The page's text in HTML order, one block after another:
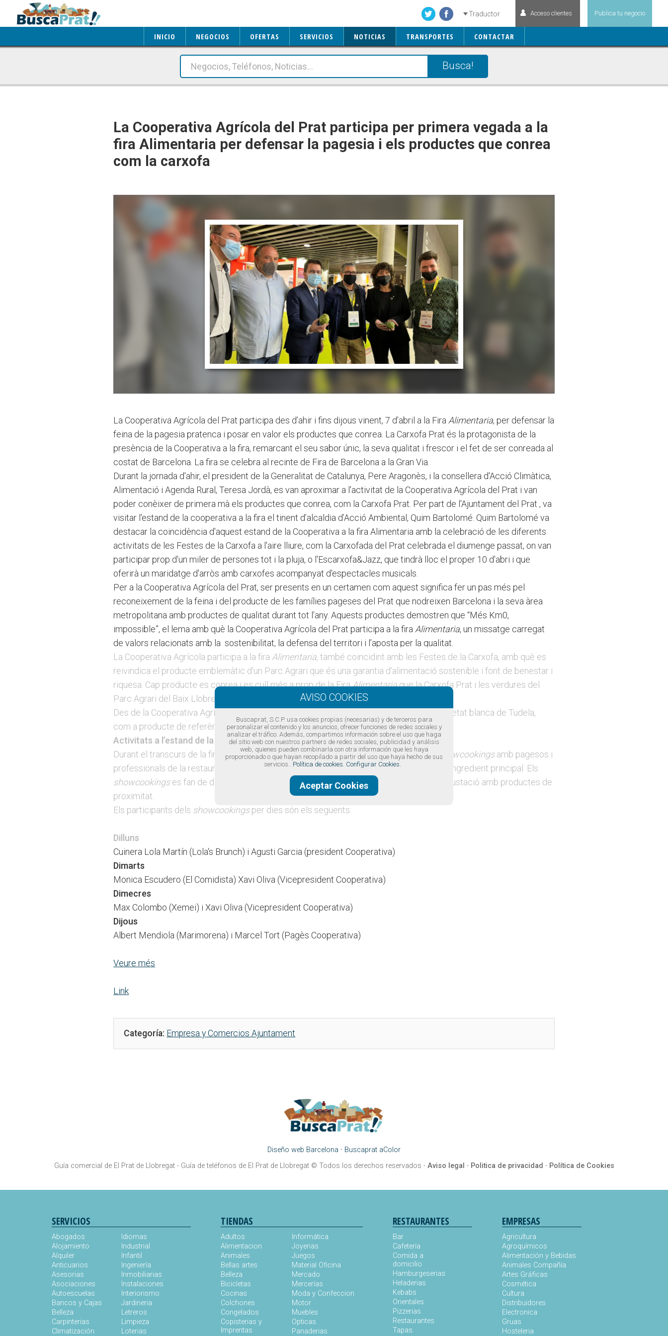
INICIO NEGOCIOS OFERTAS SERVICIOS NOTICIAS TRANSPORTES CONTACTAR
Publica tu negocio
Acceso clientes
Traductor
Busca!
La Cooperativa Agrícola del Prat participa per primera vegada a la
fira Alimentaria per defensar la pagesia i els productes que conrea
com la carxofa
La Cooperativa Agrícola del Prat participa des d’ahir i fins dijous vinent, 7 d’abril a la Fira Alimentaria, per defensar la
feina de la pagesia pratenca i posar en valor els productes que conrea. La Carxofa Prat és la protagonista de la
presència de la Cooperativa a la fira, remarcant el seu sabor únic, la seva qualitat i frescor i el fet de ser conreada al
costat de Barcelona. La fira se celebra al recinte de Fira de Barcelona a la Gran Via.
Durant la jornada d'ahir, el president de la Generalitat de Catalunya, Pere Aragonès, i la consellera d'Acció Climàtica,
Alimentació i Agenda Rural, Teresa Jordà, es van aproximar a l'activitat de la Cooperativa Agrícola del Prat i van
poder conèixer de primera mà els productes que conrea, com la Carxofa Prat. Per part de l'Ajuntament del Prat , va
visitar l'estand de la cooperativa a la fira el tinent d’alcaldia d’Acció Ambiental, Quim Bartolomé. Quim Bartolomé va
destacar la coincidència d'aquest estand de la Cooperativa a la fira Alimentaria amb la celebració de les diferents
activitats de les Festes de la Carxofa a l'aire lliure, com la Carxofada del Prat celebrada el diumenge passat, on van
participar prop d'un miler de persones tot i la pluja, o l'Escarxofa&Jazz, que tindrà lloc el proper 10 d'abri i que
oferirà un maridatge d'arròs amb carxofes acompanyat d'espectacles musicals.
Per a la Cooperativa Agrícola del Prat, ser presents en un certamen com aquest significa fer un pas més pel
reconeixement de la feina i del producte de les famílies pageses del Prat que nodreixen Barcelona i la seva àrea
metropolitana amb productes de qualitat durant tot l’any. Aquests productes demostren que “Més Km0,
impossible”, el lema amb què la Cooperativa Agrícola del Prat participa a la fira Alimentaria, un missatge carregat
de valors relacionats amb la sostenibilitat, la defensa del territori i l’aposta per la qualitat.
La Cooperativa Agrícola participa a la fira Alimentaria,també coincidint amb les Festes de la Carxofa, amb què es
reivindica el producte emblemàtic d’un Parc Agrari que és una garantia d’alimentació sostenible i font de benestar i
riquesa. Cap producte es conrea i es cull més a prop de la FiraAlimentariaque la Carxofa Prat i les verdures del
Parc Agrari del Baix Llobregat.
Des de la Cooperativa Agrícola es treballa per destacar la qualitat de la Carxofa Prat, varietat blanca de Tudela,
com a producte de referència a la restauració de Barcelona.
Activitats a l’estand de la Cooperativa Agrícola del Prat
Durant el transcurs de la fira, a l’estand de la Cooperativa Agrícola es podrà gaudir deshowcookingsamb pagesos i
professionals de la restauració que elaboraran en directe plats amb Carxofa Prat com a ingredient principal. Els
showcookingses fan de dilluns a dijous a les 12 h del migdia i s’ofereixen tastets de degustació amb productes de
proximitat.
Els participants dels showcookingsper dies són els següents:
Dilluns
Cuinera Lola Martín (Lola's Brunch) i Agusti Garcia (president Cooperativa)
Dimarts
Monica Escudero (El Comidista) Xavi Oliva (Vicepresident Cooperativa)
Dimecres
Max Colombo (Xemei) i Xavi Oliva (Vicepresident Cooperativa)
Dijous
Albert Mendiola (Marimorena) i Marcel Tort (Pagès Cooperativa)
Veure més
Link
Categoría: Empresa y Comercios Ajuntament
Diseño web Barcelona · Buscaprat aColor
Guía comercial de El Prat de Llobregat - Guía de teléfonos de El Prat de Llobregat© Todos los derechos reservados - Aviso legal - Politica de privacidad - Política de Cookies
SERVICIOS
Abogados
Alojamiento
Alquiler
Anticuarios
Asesorias
Asociaciones
Autoescuelas
Bancos y Cajas
Belleza
Carpinterias
Climatización
Idiomas
Industrial
Infantil
Ingeniería
Inmobiliarias
Instalaciones
Interiorismo
Jardineria
Letreros
Limpieza
Loterias
TIENDAS
Adultos
Alimentacion
Animales
Bellas artes
Belleza
Bicicletas
Cocinas
Colchones
Congelados
Copisterias y
Imprentas
Informática
Joyerias
Juegos
Material Oficina
Mercado
Mercerías
Moda y Confeccion
Motor
Muebles
Opticas
Panaderias
RESTAURANTES
Bar
Cafetería
Comida a
domicilio
Hamburgeserias
Heladerias
Kebabs
Orientales
Pizzerias
Restaurantes
Tapas
EMPRESAS
Agricultura
Agroquímicos
Alimentación y Bebidas
Animales Compañía
Artes Gráficas
Cosmética
Cultura
Distribuidores
Electronica
Gruas
Hosteleria
Buscaprat, S.C.P. usa cookies propias (necesarias) y de terceros para
personalizar el contenido y los anuncios, ofrecer funciones de redes sociales y
analizar el tráfico. Además, compartimos información sobre el uso que haga
del sitio web con nuestros partners de redes sociales, publicidad y análisis
web, quienes pueden combinarla con otra información que les haya
proporcionado o que hayan recopilado a partir del uso que haya hecho de sus
servicios.. Política de cookies. Configurar Cookies.
Aceptar Cookies